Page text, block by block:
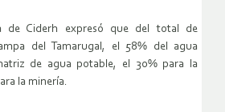
de Ciderh expresó que del total de
del Tamarugal, el 58% del agua
de agua potable, el 30% para la
la minería.